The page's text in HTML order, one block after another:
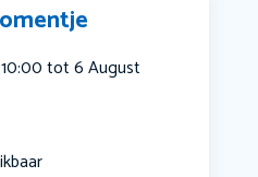
tot 6 August